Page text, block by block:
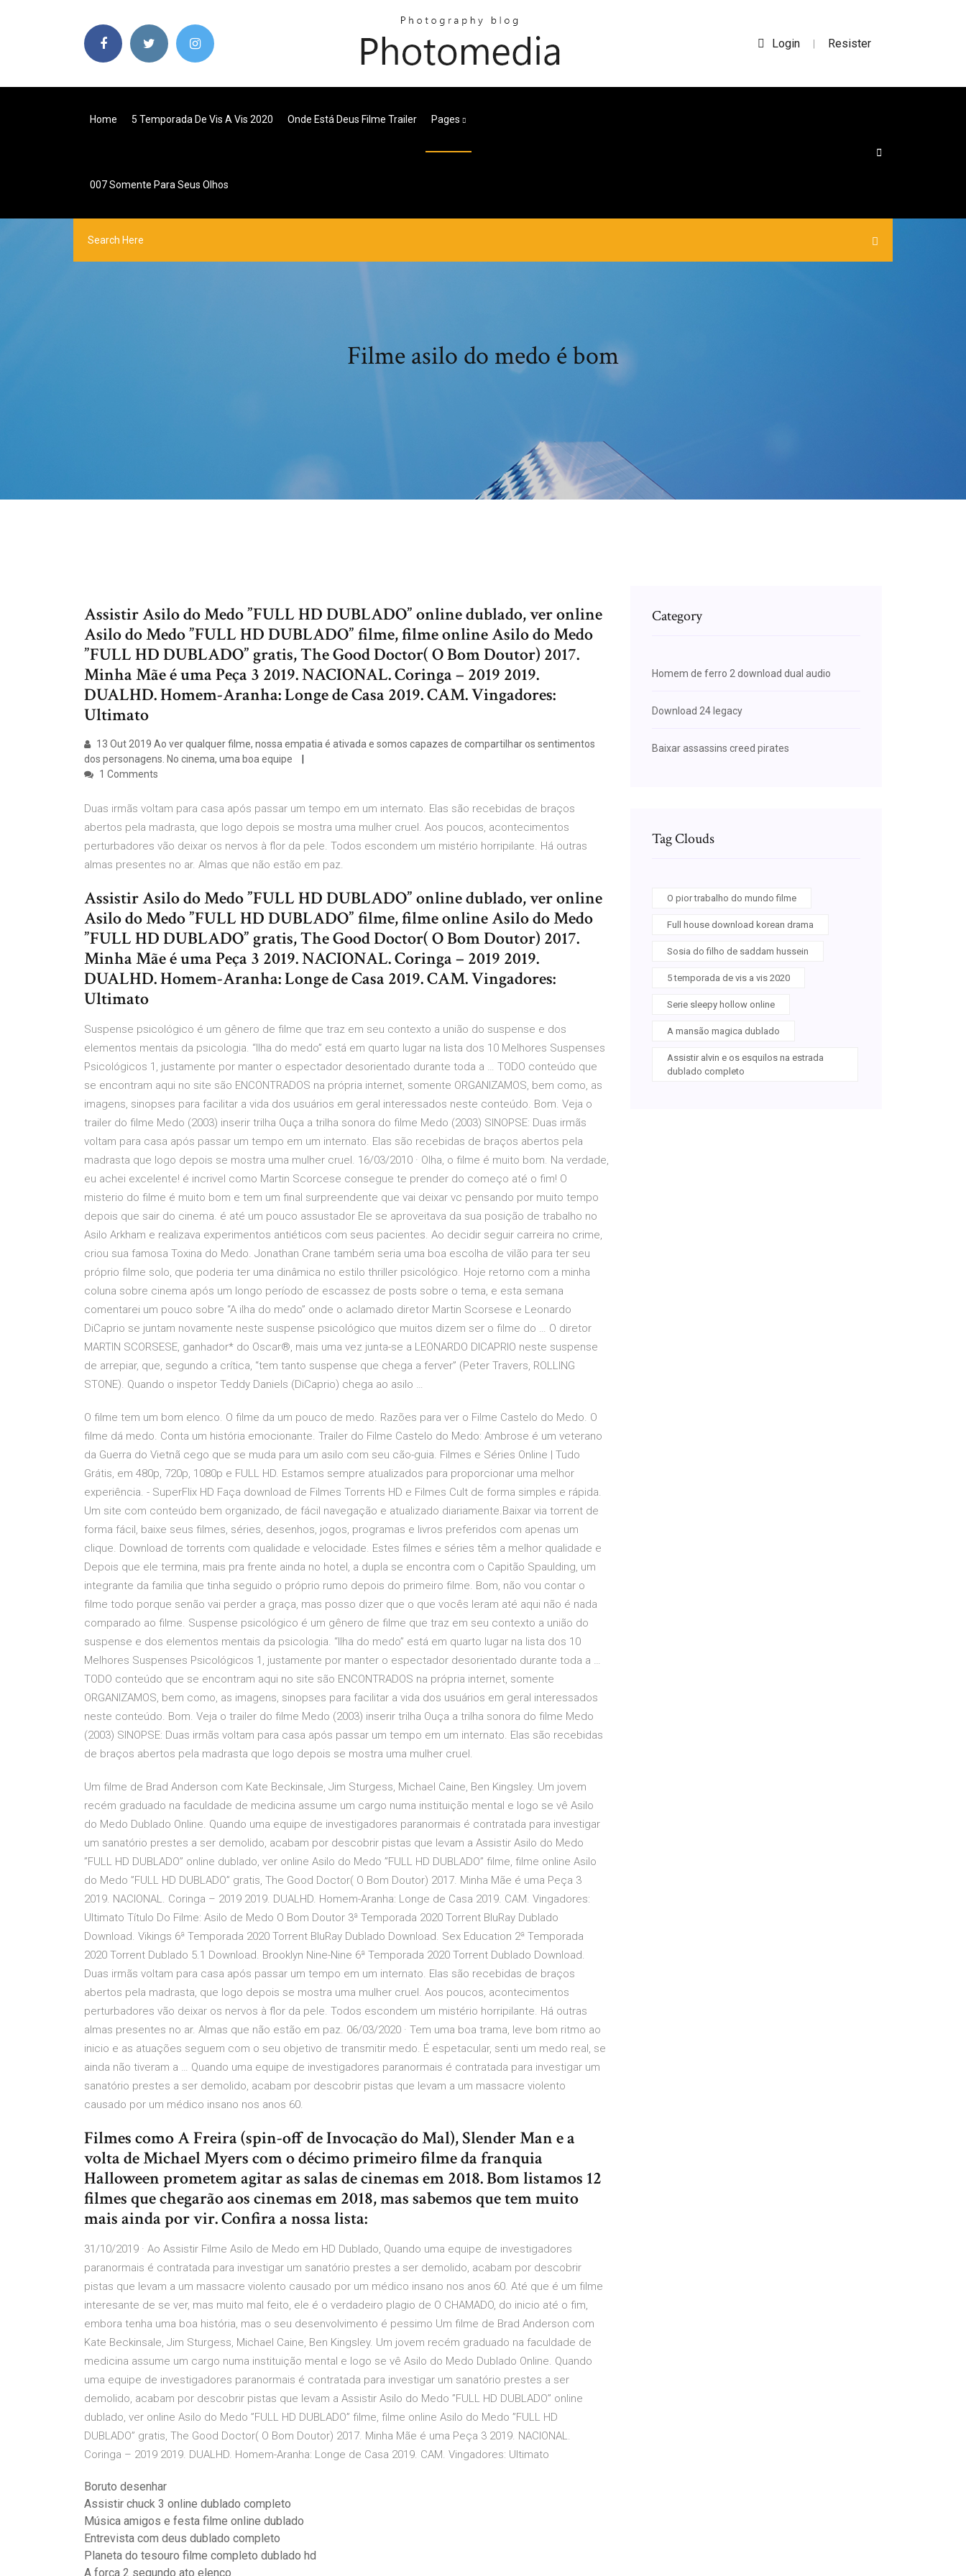
Login | Resister
Home 5 Temporada De Vis A Vis 2020 Onde Está Deus Filme Trailer Pages
007 Somente Para Seus Olhos
Filme asilo do medo é bom
Assistir Asilo do Medo ”FULL HD DUBLADO” online dublado, ver online
Asilo do Medo ”FULL HD DUBLADO” filme, filme online Asilo do Medo
”FULL HD DUBLADO” gratis, The Good Doctor( O Bom Doutor) 2017.
Minha Mãe é uma Peça 3 2019. NACIONAL. Coringa – 2019 2019.
DUALHD. Homem-Aranha: Longe de Casa 2019. CAM. Vingadores:
Ultimato
13 Out 2019 Ao ver qualquer filme, nossa empatia é ativada e somos capazes de compartilhar os sentimentos
dos personagens. No cinema, uma boa equipe
1 Comments
Duas irmãs voltam para casa após passar um tempo em um internato. Elas são recebidas de braços
abertos pela madrasta, que logo depois se mostra uma mulher cruel. Aos poucos, acontecimentos
perturbadores vão deixar os nervos à flor da pele. Todos escondem um mistério horripilante. Há outras
almas presentes no ar. Almas que não estão em paz.
Assistir Asilo do Medo ”FULL HD DUBLADO” online dublado, ver online
Asilo do Medo ”FULL HD DUBLADO” filme, filme online Asilo do Medo
”FULL HD DUBLADO” gratis, The Good Doctor( O Bom Doutor) 2017.
Minha Mãe é uma Peça 3 2019. NACIONAL. Coringa – 2019 2019.
DUALHD. Homem-Aranha: Longe de Casa 2019. CAM. Vingadores:
Ultimato
Suspense psicológico é um gênero de filme que traz em seu contexto a união do suspense e dos
elementos mentais da psicologia. “Ilha do medo” está em quarto lugar na lista dos 10 Melhores Suspenses
Psicológicos 1, justamente por manter o espectador desorientado durante toda a … TODO conteúdo que
se encontram aqui no site são ENCONTRADOS na própria internet, somente ORGANIZAMOS, bem como, as
imagens, sinopses para facilitar a vida dos usuários em geral interessados neste conteúdo. Bom. Veja o
trailer do filme Medo (2003) inserir trilha Ouça a trilha sonora do filme Medo (2003) SINOPSE: Duas irmãs
voltam para casa após passar um tempo em um internato. Elas são recebidas de braços abertos pela
madrasta que logo depois se mostra uma mulher cruel. 16/03/2010 · Olha, o filme é muito bom. Na verdade,
eu achei excelente! é incrivel como Martin Scorcese consegue te prender do começo até o fim! O
misterio do filme é muito bom e tem um final surpreendente que vai deixar vc pensando por muito tempo
depois que sair do cinema. é até um pouco assustador Ele se aproveitava da sua posição de trabalho no
Asilo Arkham e realizava experimentos antiéticos com seus pacientes. Ao decidir seguir carreira no crime,
criou sua famosa Toxina do Medo. Jonathan Crane também seria uma boa escolha de vilão para ter seu
próprio filme solo, que poderia ter uma dinâmica no estilo thriller psicológico. Hoje retorno com a minha
coluna sobre cinema após um longo período de escassez de posts sobre o tema, e esta semana
comentarei um pouco sobre “A ilha do medo” onde o aclamado diretor Martin Scorsese e Leonardo
DiCaprio se juntam novamente neste suspense psicológico que muitos dizem ser o filme do … O diretor
MARTIN SCORSESE, ganhador* do Oscar®, mais uma vez junta-se a LEONARDO DICAPRIO neste suspense
de arrepiar, que, segundo a crítica, “tem tanto suspense que chega a ferver” (Peter Travers, ROLLING
STONE). Quando o inspetor Teddy Daniels (DiCaprio) chega ao asilo …
O filme tem um bom elenco. O filme da um pouco de medo. Razões para ver o Filme Castelo do Medo. O
filme dá medo. Conta um história emocionante. Trailer do Filme Castelo do Medo: Ambrose é um veterano
da Guerra do Vietnã cego que se muda para um asilo com seu cão-guia. Filmes e Séries Online | Tudo
Grátis, em 480p, 720p, 1080p e FULL HD. Estamos sempre atualizados para proporcionar uma melhor
experiência. - SuperFlix HD Faça download de Filmes Torrents HD e Filmes Cult de forma simples e rápida.
Um site com conteúdo bem organizado, de fácil navegação e atualizado diariamente.Baixar via torrent de
forma fácil, baixe seus filmes, séries, desenhos, jogos, programas e livros preferidos com apenas um
clique. Download de torrents com qualidade e velocidade. Estes filmes e séries têm a melhor qualidade e
Depois que ele termina, mais pra frente ainda no hotel, a dupla se encontra com o Capitão Spaulding, um
integrante da familia que tinha seguido o próprio rumo depois do primeiro filme. Bom, não vou contar o
filme todo porque senão vai perder a graça, mas posso dizer que o que vocês leram até aqui não é nada
comparado ao filme. Suspense psicológico é um gênero de filme que traz em seu contexto a união do
suspense e dos elementos mentais da psicologia. “Ilha do medo” está em quarto lugar na lista dos 10
Melhores Suspenses Psicológicos 1, justamente por manter o espectador desorientado durante toda a …
TODO conteúdo que se encontram aqui no site são ENCONTRADOS na própria internet, somente
ORGANIZAMOS, bem como, as imagens, sinopses para facilitar a vida dos usuários em geral interessados
neste conteúdo. Bom. Veja o trailer do filme Medo (2003) inserir trilha Ouça a trilha sonora do filme Medo
(2003) SINOPSE: Duas irmãs voltam para casa após passar um tempo em um internato. Elas são recebidas
de braços abertos pela madrasta que logo depois se mostra uma mulher cruel.
Um filme de Brad Anderson com Kate Beckinsale, Jim Sturgess, Michael Caine, Ben Kingsley. Um jovem
recém graduado na faculdade de medicina assume um cargo numa instituição mental e logo se vê Asilo
do Medo Dublado Online. Quando uma equipe de investigadores paranormais é contratada para investigar
um sanatório prestes a ser demolido, acabam por descobrir pistas que levam a Assistir Asilo do Medo
”FULL HD DUBLADO” online dublado, ver online Asilo do Medo ”FULL HD DUBLADO” filme, filme online Asilo
do Medo ”FULL HD DUBLADO” gratis, The Good Doctor( O Bom Doutor) 2017. Minha Mãe é uma Peça 3
2019. NACIONAL. Coringa – 2019 2019. DUALHD. Homem-Aranha: Longe de Casa 2019. CAM. Vingadores:
Ultimato Título Do Filme: Asilo de Medo O Bom Doutor 3ª Temporada 2020 Torrent BluRay Dublado
Download. Vikings 6ª Temporada 2020 Torrent BluRay Dublado Download. Sex Education 2ª Temporada
2020 Torrent Dublado 5.1 Download. Brooklyn Nine-Nine 6ª Temporada 2020 Torrent Dublado Download.
Duas irmãs voltam para casa após passar um tempo em um internato. Elas são recebidas de braços
abertos pela madrasta, que logo depois se mostra uma mulher cruel. Aos poucos, acontecimentos
perturbadores vão deixar os nervos à flor da pele. Todos escondem um mistério horripilante. Há outras
almas presentes no ar. Almas que não estão em paz. 06/03/2020 · Tem uma boa trama, leve bom ritmo ao
inicio e as atuações seguem com o seu objetivo de transmitir medo. É espetacular, senti um medo real, se
ainda não tiveram a … Quando uma equipe de investigadores paranormais é contratada para investigar um
sanatório prestes a ser demolido, acabam por descobrir pistas que levam a um massacre violento
causado por um médico insano nos anos 60.
Filmes como A Freira (spin-off de Invocação do Mal), Slender Man e a
volta de Michael Myers com o décimo primeiro filme da franquia
Halloween prometem agitar as salas de cinemas em 2018. Bom listamos 12
filmes que chegarão aos cinemas em 2018, mas sabemos que tem muito
mais ainda por vir. Confira a nossa lista:
31/10/2019 · Ao Assistir Filme Asilo de Medo em HD Dublado, Quando uma equipe de investigadores
paranormais é contratada para investigar um sanatório prestes a ser demolido, acabam por descobrir
pistas que levam a um massacre violento causado por um médico insano nos anos 60. Até que é um filme
interesante de se ver, mas muito mal feito, ele é o verdadeiro plagio de O CHAMADO, do inicio até o fim,
embora tenha uma boa história, mas o seu desenvolvimento é pessimo Um filme de Brad Anderson com
Kate Beckinsale, Jim Sturgess, Michael Caine, Ben Kingsley. Um jovem recém graduado na faculdade de
medicina assume um cargo numa instituição mental e logo se vê Asilo do Medo Dublado Online. Quando
uma equipe de investigadores paranormais é contratada para investigar um sanatório prestes a ser
demolido, acabam por descobrir pistas que levam a Assistir Asilo do Medo ”FULL HD DUBLADO” online
dublado, ver online Asilo do Medo ”FULL HD DUBLADO” filme, filme online Asilo do Medo ”FULL HD
DUBLADO” gratis, The Good Doctor( O Bom Doutor) 2017. Minha Mãe é uma Peça 3 2019. NACIONAL.
Coringa – 2019 2019. DUALHD. Homem-Aranha: Longe de Casa 2019. CAM. Vingadores: Ultimato
Boruto desenhar
Assistir chuck 3 online dublado completo
Música amigos e festa filme online dublado
Entrevista com deus dublado completo
Planeta do tesouro filme completo dublado hd
A forca 2 segundo ato elenco
Category
Homem de ferro 2 download dual audio
Download 24 legacy
Baixar assassins creed pirates
Tag Clouds
O pior trabalho do mundo filme
Full house download korean drama
Sosia do filho de saddam hussein
5 temporada de vis a vis 2020
Serie sleepy hollow online
A mansão magica dublado
Assistir alvin e os esquilos na estrada
dublado completo